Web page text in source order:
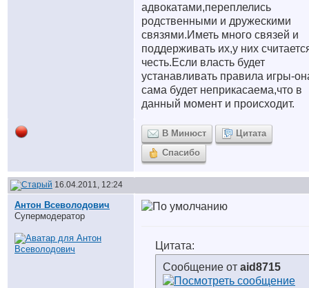
адвокатами,переплелись
родственными и дружескими
связями.Иметь много связей и
поддерживать их,у них
честь.Если власть будет
устанавливать правила игры-
сама будет неприкасаема,что в
данный момент и происходит.
В Минюст
Цитата
Спасибо
16.04.2011, 12:24
Антон Всеволодович
Супермодератор
Цитата:
Сообщение от aid8715